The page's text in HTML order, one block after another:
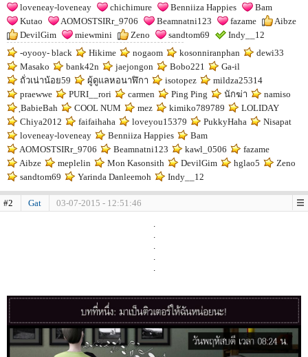
loveneay-loveneay
chichimure Benniiza Happies
Bam
Kutao
AOMOSTSIRr_9706 Beamnatni123 fazame
Aibze
DevilGim
miewmini Zeno sandtom69
Indy__12
-oyooy- black
Hikime nogaom kosonniranphan
dewi33
Masako
bank42n jaejongon Bobo221
Ga-il
ถั่วเน่าน้อย59
ผู้ดูแลหอนาฬิกา isotopez
mildza25314
praewwe
PURI__rori carmen Ping Ping นักฆ่า
namiso
ฺBabieBah
COOL NUM mez kimiko789789
LOLIDAY
Chiya2012
faifaihaha loveyou15379 PukkyHaha
Nisapat
loveneay-loveneay
Benniiza Happies
Bam
AOMOSTSIRr_9706
Beamnatni123 kawl_0506
fazame
Aibze
meplelin Mon Kasonsith DevilGim hglao5
Zeno
sandtom69
Yarinda Danleemoh Indy__12
#2 Gat
03-07-2015 - 12:51:46
.
.
.
.
.